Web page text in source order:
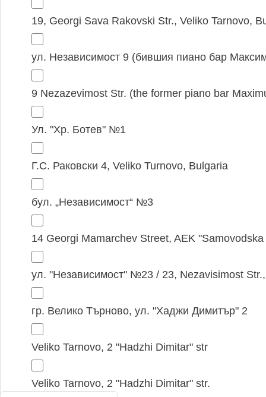
19, Georgi Sava Rakovski Str., Veliko Tarnovo,
ул. Независимост 9 (бившия пиано бар
9 Nezazevimost Str. (the former piano bar
Ул. "Хр. Ботев" №1
Г.С. Раковски 4, Veliko Turnovo, Bulgaria
бул. „Независимост“ №3
14 Georgi Mamarchev Street, AEK
ул. "Независимост" №23 / 23, Nezavisimost
гр. Велико Търново, ул. "Хаджи Димитър" 2
Veliko Tarnovo, 2 "Hadzhi Dimitar" str
Veliko Tarnovo, 2 "Hadzhi Dimitar" str.